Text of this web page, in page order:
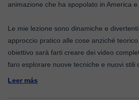
animazione che ha spopolato in America e
Le mie lezione sono dinamiche e
approccio pratico alle cose anziché
obiettivo sarà farti creare dei video
faro esplorare nuove tecniche e nuovi stili
Leer más